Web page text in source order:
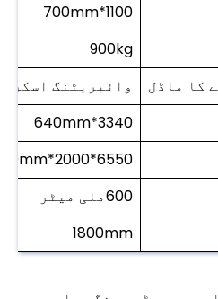
1100*700mm
900kg
کا ماڈل
وائبریٹنگ
3340*640mm
6550*2000*1800mm
600ملی میٹر
1800mm